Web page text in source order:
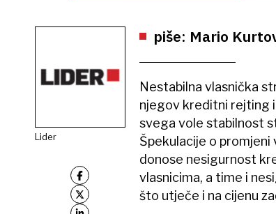
Lider
piše: Mario
Nestabilna vlasnička
njegov kreditni rejting
svega vole stabilnost
Špekulacije o
donose nesigurnost
vlasnicima, a time i
što utječe i na cijenu